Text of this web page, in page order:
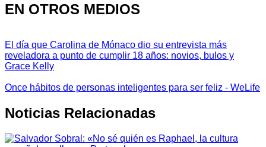
EN OTROS MEDIOS
El día que Carolina de Mónaco dio su entrevista más
reveladora a punto de cumplir 18 años: novios, bulos y
Grace Kelly
Once hábitos de personas inteligentes para ser feliz - WeLife
Noticias Relacionadas